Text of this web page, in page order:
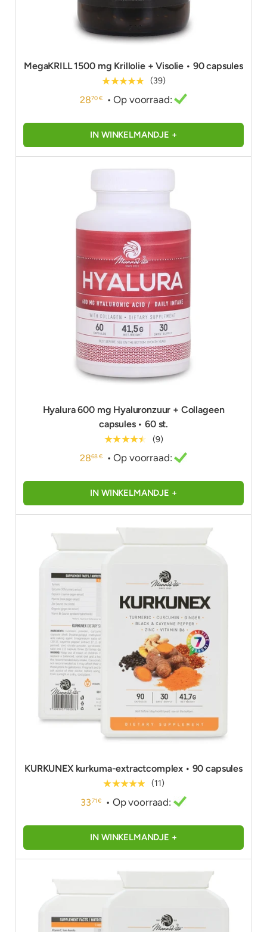
MegaKRILL 1500 mg Krillolie + Visolie • 90 capsules
★★★★★ (39)
2870 € • Op voorraad:
IN WINKELMANDJE +
Hyalura 600 mg Hyaluronzuur + Collageen
capsules • 60 st.
★★★★★ (9)
2868 € • Op voorraad:
IN WINKELMANDJE +
KURKUNEX kurkuma-extractcomplex • 90 capsules
★★★★★ (11)
3371 € • Op voorraad:
IN WINKELMANDJE +